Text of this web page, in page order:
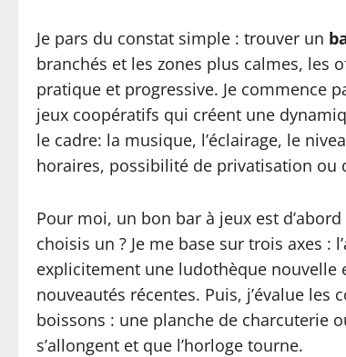
Je pars du constat simple : trouver un
branchés et les zones plus calmes, les
pratique et progressive. Je commence
jeux coopératifs qui créent une
le cadre: la musique, l’éclairage, le
horaires, possibilité de privatisation ou
Pour moi, un bon bar à jeux est
choisis un ? Je me base sur trois axes
explicitement une ludothèque nouvelle
nouveautés récentes. Puis, j’évalue les
boissons : une planche de charcuterie
s’allongent et que l’horloge tourne.